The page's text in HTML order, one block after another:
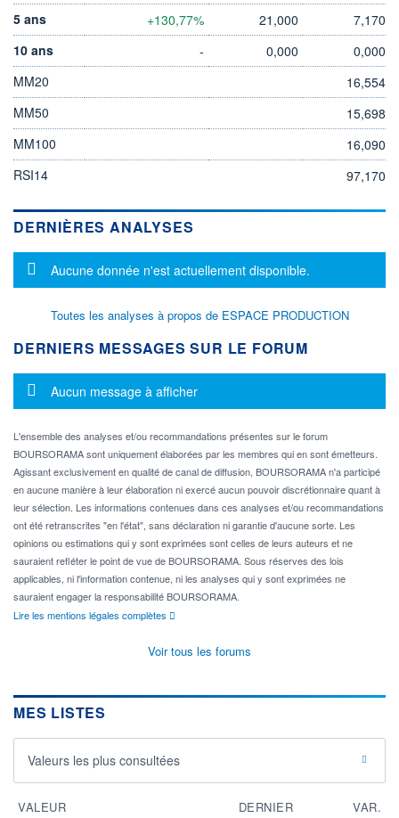
5 ans
+130,77% 21,000
7,170
10 ans
- 0,000
0,000
MM20
16,554
MM50
15,698
MM100
16,090
RSI14
97,170
DERNIÈRES ANALYSES
Message d'information
Aucune donnée n'est actuellement disponible.
Toutes les analyses à propos de ESPACE PRODUCTION
DERNIERS MESSAGES SUR LE FORUM
Message d'information
Aucun message à afficher
L'ensemble des analyses et/ou recommandations présentes sur le forum
BOURSORAMA sont uniquement élaborées par les membres qui en sont émetteurs.
Agissant exclusivement en qualité de canal de diffusion, BOURSORAMA n'a participé
en aucune manière à leur élaboration ni exercé aucun pouvoir discrétionnaire quant à
leur sélection. Les informations contenues dans ces analyses et/ou recommandations
ont été retranscrites "en l'état", sans déclaration ni garantie d'aucune sorte. Les
opinions ou estimations qui y sont exprimées sont celles de leurs auteurs et ne
sauraient refléter le point de vue de BOURSORAMA. Sous réserves des lois
applicables, ni l'information contenue, ni les analyses qui y sont exprimées ne
sauraient engager la responsabilité BOURSORAMA.
Lire les mentions légales complètes
Voir tous les forums
MES LISTES
Valeurs les plus consultées
VALEUR DERNIER VAR.